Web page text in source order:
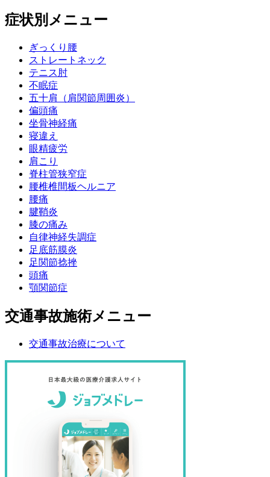
症状別メニュー
ぎっくり腰
ストレートネック
テニス肘
不眠症
五十肩（肩関節周囲炎）
偏頭痛
坐骨神経痛
寝違え
眼精疲労
肩こり
脊柱管狭窄症
腰椎椎間板ヘルニア
腰痛
腱鞘炎
膝の痛み
自律神経失調症
足底筋膜炎
足関節捻挫
頭痛
顎関節症
交通事故施術メニュー
交通事故治療について